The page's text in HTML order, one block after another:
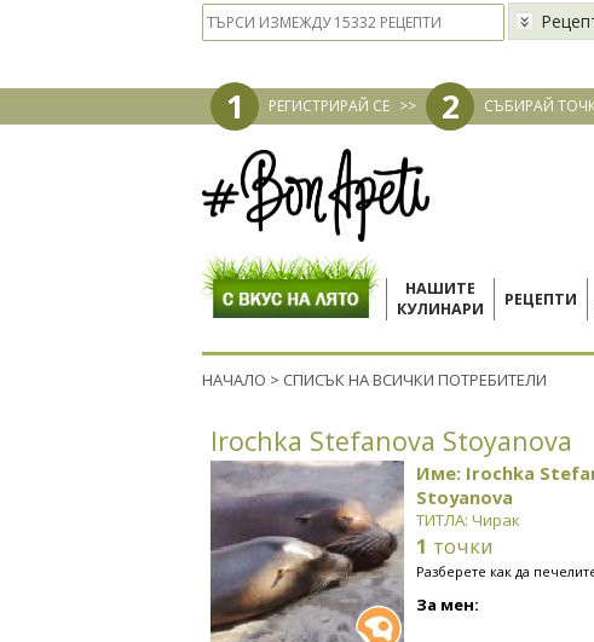
1 РЕГИСТРИРАЙ СЕ >> 2 СЪБИРАЙ
НАШИТЕ
КУЛИНАРИ
РЕЦЕПТИ
НАЧАЛО > СПИСЪК НА ВСИЧКИ ПОТРЕБИТЕЛИ
Irochka Stefanova Stoyanova
Име: Irochka
Stoyanova
ТИТЛА: Чирак
1 точки
Разберете как да
За мен: